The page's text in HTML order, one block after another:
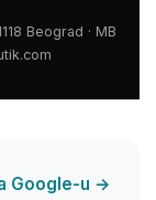
Beograd · MB
Google-u →